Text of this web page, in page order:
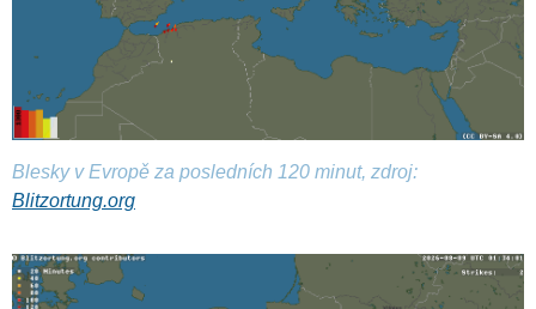
Blesky v Evropě za posledních 120 minut, zdroj:
Blitzortung.org